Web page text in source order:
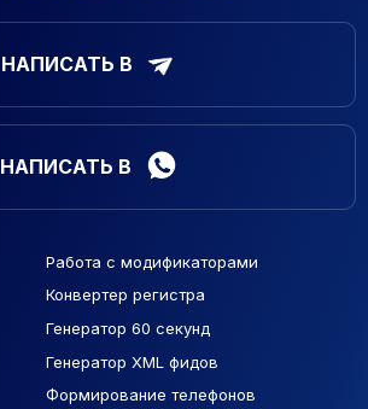
НАПИСАТЬ В
НАПИСАТЬ В
Работа с модификаторами
Конвертер регистра
Генератор 60 секунд
Генератор XML фидов
Формирование телефонов
Подборка сайтов
Макеты Figma
База Яндекс Карты
РСЯ площадки
Созданные сайты
Контекстная реклама